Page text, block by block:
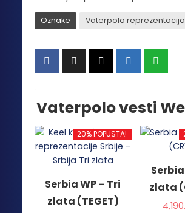
Oznake Vaterpolo
Vaterpolo vesti
20% POPUSTA!
Serbia WP – Tri
zlata (TEGET)
zlata